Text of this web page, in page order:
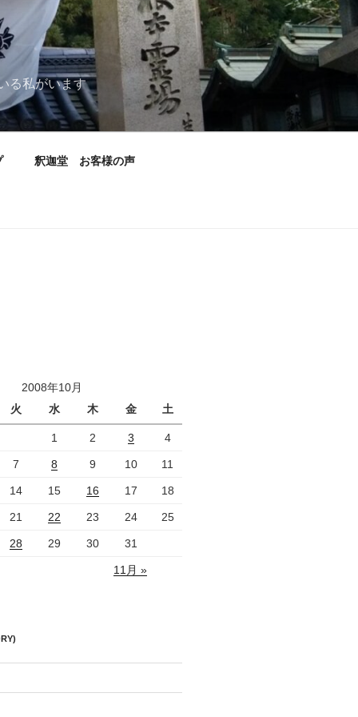
る私がいます
釈迦堂 お客様の声
2008年10月
火 水 木 金 土
1 2 3 4
7 8 9 10 11
14 15 16 17 18
21 22 23 24 25
28 29 30 31
11月 »